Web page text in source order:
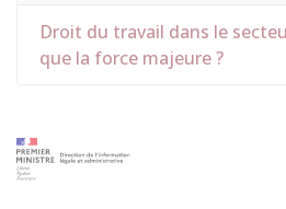
Droit du travail dans le
que la force majeure ?